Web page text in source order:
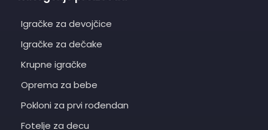
Igračke za devojčice
Igračke za dečake
Krupne igračke
Oprema za bebe
Pokloni za prvi rođendan
Fotelje za decu